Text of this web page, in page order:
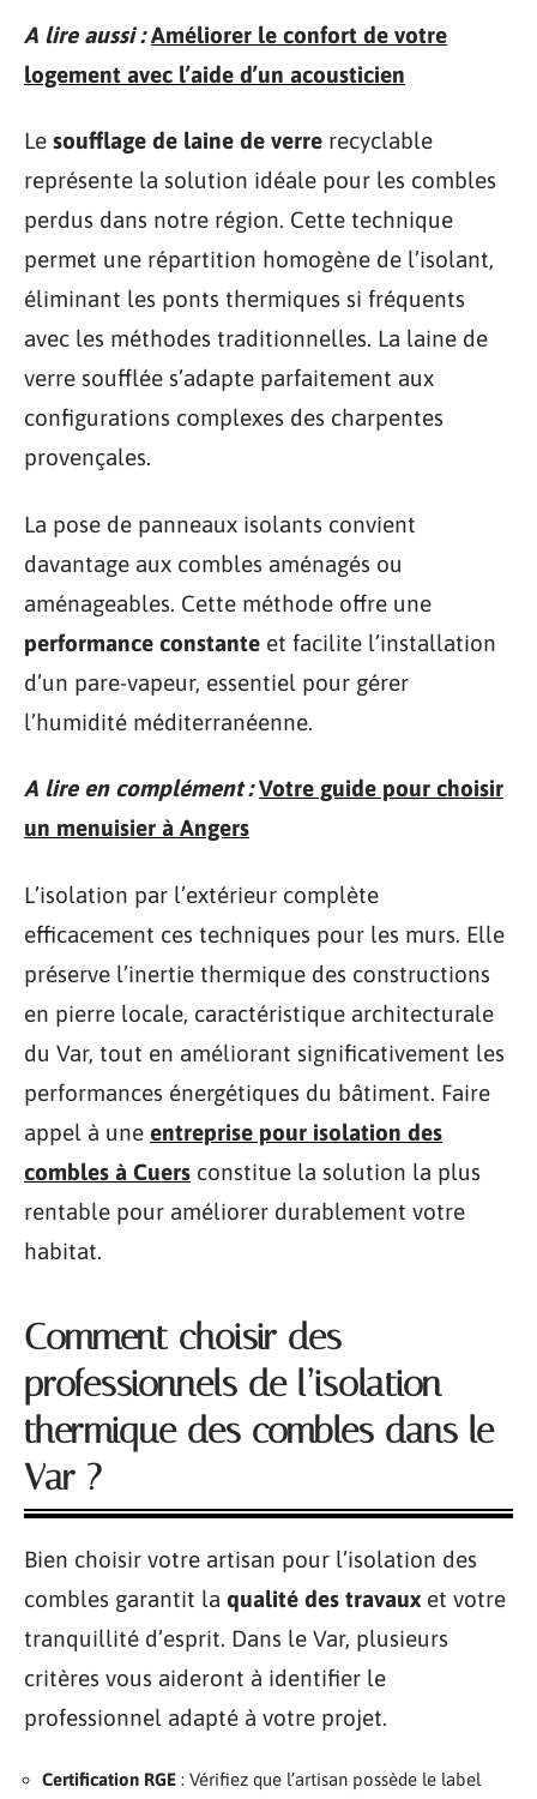
A lire aussi : Améliorer le confort de votre
logement avec l’aide d’un acousticien
Le soufflage de laine de verre recyclable
représente la solution idéale pour les combles
perdus dans notre région. Cette technique
permet une répartition homogène de l’isolant,
éliminant les ponts thermiques si fréquents
avec les méthodes traditionnelles. La laine de
verre soufflée s’adapte parfaitement aux
configurations complexes des charpentes
provençales.
La pose de panneaux isolants convient
davantage aux combles aménagés ou
aménageables. Cette méthode offre une
performance constante et facilite l’installation
d’un pare-vapeur, essentiel pour gérer
l’humidité méditerranéenne.
A lire en complément : Votre guide pour choisir
un menuisier à Angers
L’isolation par l’extérieur complète
efficacement ces techniques pour les murs. Elle
préserve l’inertie thermique des constructions
en pierre locale, caractéristique architecturale
du Var, tout en améliorant significativement les
performances énergétiques du bâtiment. Faire
appel à une entreprise pour isolation des
combles à Cuers constitue la solution la plus
rentable pour améliorer durablement votre
habitat.
Comment choisir des
professionnels de l’isolation
thermique des combles dans le
Var ?
Bien choisir votre artisan pour l’isolation des
combles garantit la qualité des travaux et votre
tranquillité d’esprit. Dans le Var, plusieurs
critères vous aideront à identifier le
professionnel adapté à votre projet.
Certification RGE : Vérifiez que l’artisan possède le label